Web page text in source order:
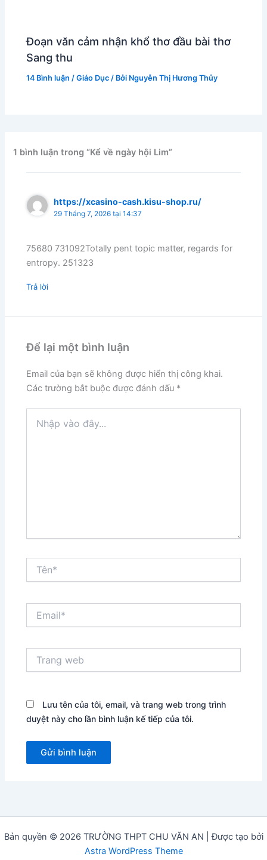
Đoạn văn cảm nhận khổ thơ đầu bài thơ
Sang thu
14 Bình luận /Giáo Dục / Bởi Nguyễn Thị Hương Thủy
1 bình luận trong “Kể về ngày hội Lim”
https://xcasino-cash.kisu-shop.ru/
29 Tháng 7, 2026 tại 14:37
75680 731092Totally pent topic matter, regards for
entropy. 251323
Trả lời
Để lại một bình luận
Email của bạn sẽ không được hiển thị công khai.
Các trường bắt buộc được đánh dấu *
vào
web
Lưu tên của tôi, email, và trang web trong trình
duyệt này cho lần bình luận kế tiếp của tôi.
Bản quyền © 2026 TRƯỜNG THPT CHU VĂN AN | Được tạo bởi
Astra WordPress Theme